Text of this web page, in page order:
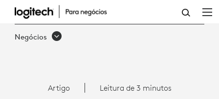
COMO
PROMOVER
DIGITAL
Negócios
Artigo Leitura de 3 minutos